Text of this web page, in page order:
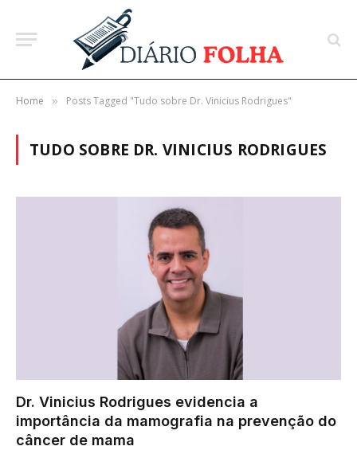
Home » Posts Tagged "Tudo sobre Dr. Vinicius Rodrigues"
TUDO SOBRE DR. VINICIUS RODRIGUES
Dr. Vinicius Rodrigues evidencia a
importância da mamografia na prevenção do
câncer de mama